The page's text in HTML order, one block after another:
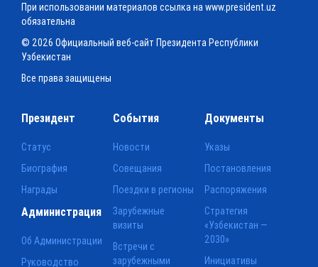
При использовании материалов ссылка на www.president.uz
обязательна
© 2026 Официальный веб-сайт Президента Республики
Узбекистан
Все права защищены
Президент
Статус
Биография
Награды
События
Новости
Совещания
Поездки в регионы
Зарубежные
визиты
Встречи с
зарубежными
Документы
Указы
Постановления
Распоряжения
Стратегия
«Узбекистан —
2030»
Инициативы
Администрация
Об Администрации
Руководство